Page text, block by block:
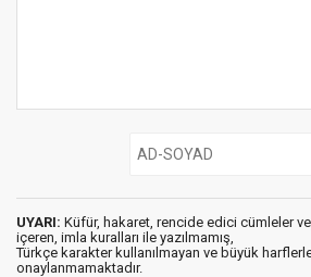
UYARI: Küfür, hakaret, rencide edici cümleler
içeren, imla kuralları ile yazılmamış,
Türkçe karakter kullanılmayan ve büyük
onaylanmamaktadır.